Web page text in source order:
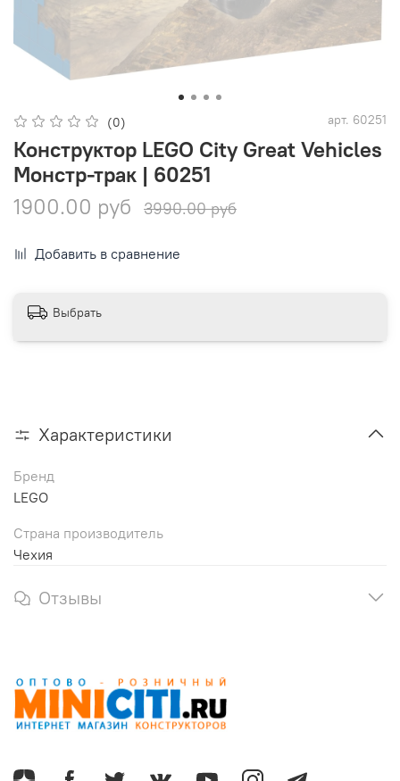
(0) арт. 60251
Конструктор LEGO City Great Vehicles
Монстр-трак | 60251
1900.00 руб
3990.00 руб
Добавить в сравнение
Выбрать
Характеристики
Бренд
LEGO
Страна производитель
Чехия
Отзывы